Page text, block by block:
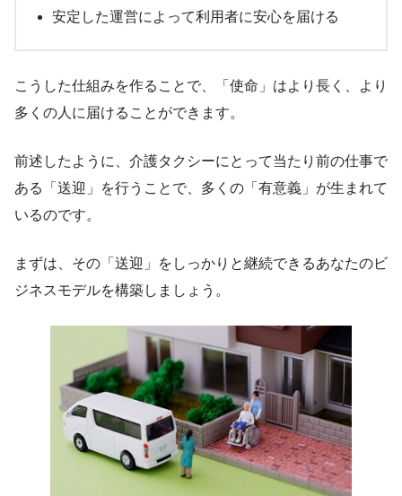
安定した運営によって利用者に安心を届ける
こうした仕組みを作ることで、「使命」はより長く、より
多くの人に届けることができます。
前述したように、介護タクシーにとって当たり前の仕事で
ある「送迎」を行うことで、多くの「有意義」が生まれて
いるのです。
まずは、その「送迎」をしっかりと継続できるあなたのビ
ジネスモデルを構築しましょう。